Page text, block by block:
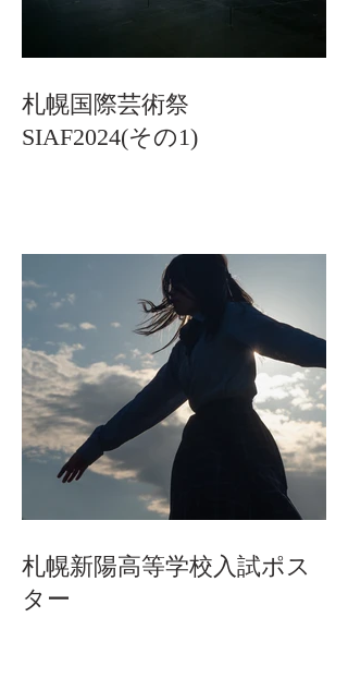
札幌国際芸術祭
SIAF2024(その1)
札幌新陽高等学校入試ポス
ター